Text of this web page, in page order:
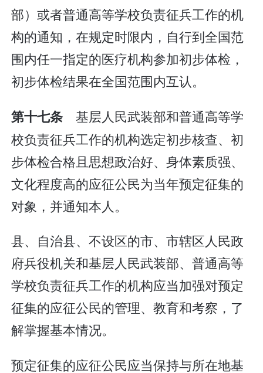
部）或者普通高等学校负责征兵工作的机
构的通知，在规定时限内，自行到全国范
围内任一指定的医疗机构参加初步体检，
初步体检结果在全国范围内互认。
第十七条 基层人民武装部和普通高等学
校负责征兵工作的机构选定初步核查、初
步体检合格且思想政治好、身体素质强、
文化程度高的应征公民为当年预定征集的
对象，并通知本人。
县、自治县、不设区的市、市辖区人民政
府兵役机关和基层人民武装部、普通高等
学校负责征兵工作的机构应当加强对预定
征集的应征公民的管理、教育和考察，了
解掌握基本情况。
预定征集的应征公民应当保持与所在地基